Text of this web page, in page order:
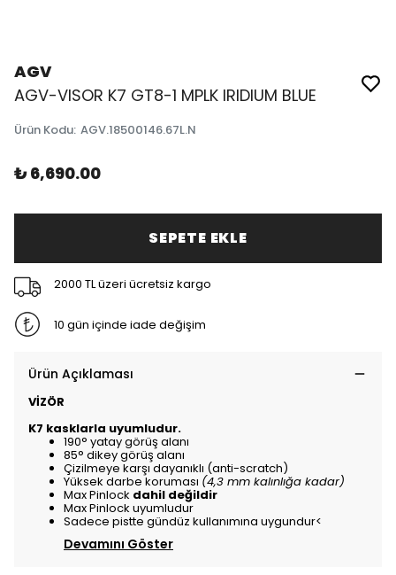
AGV
AGV-VISOR K7 GT8-1 MPLK IRIDIUM BLUE
Ürün Kodu: AGV.18500146.67L.N
₺ 6,690.00
SEPETE EKLE
2000 TL üzeri ücretsiz kargo
10 gün içinde iade değişim
Ürün Açıklaması
VİZÖR
K7 kasklarla uyumludur.
190° yatay görüş alanı
85° dikey görüş alanı
Çizilmeye karşı dayanıklı (anti-scratch)
Yüksek darbe koruması (4,3 mm kalınlığa kadar)
Max Pinlock dahil değildir
Max Pinlock uyumludur
Sadece pistte gündüz kullanımına uygundur<
Devamını Göster